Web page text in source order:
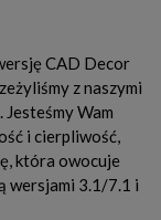
CAD Decor
z naszymi
Wam
i cierpliwość,
która owocuje
wersjami 3.1/7.1 i